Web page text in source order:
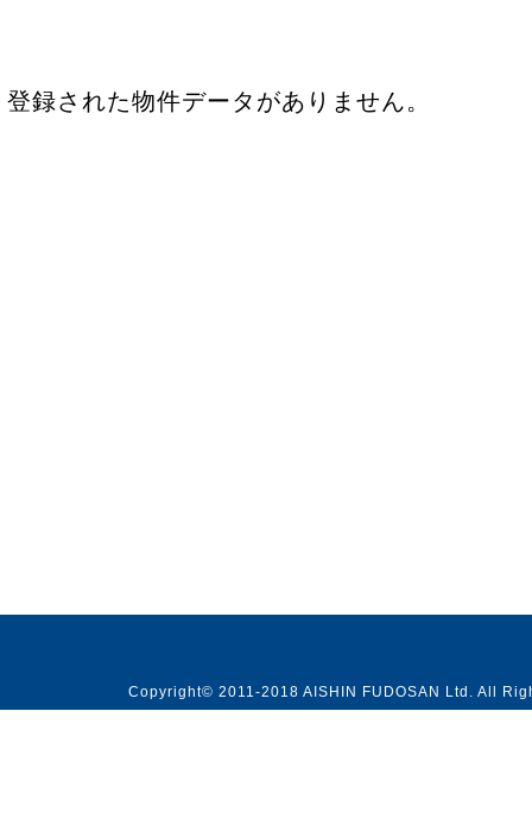
登録された物件データがありません。
Copyright© 2011-2018 AISHIN FUDOSAN Ltd. All